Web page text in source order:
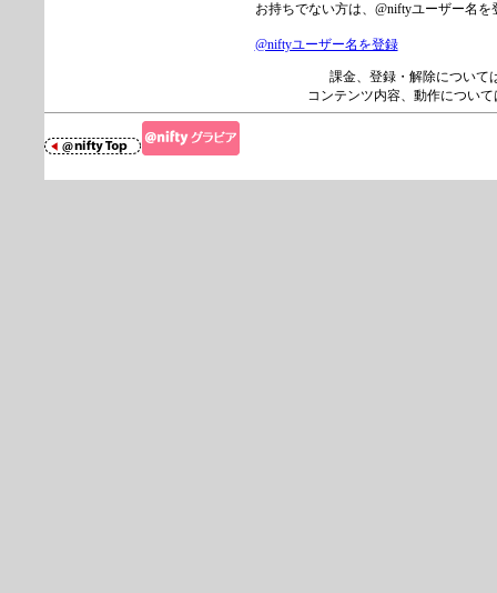
お持ちでない方は、@niftyユーザー名
@niftyユーザー名を登録
課金、登録・解除について
コンテンツ内容、動作について